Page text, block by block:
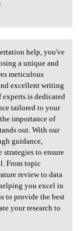
help, you've
a unique and
meticulous
excellent writing
is dedicated
tailored to your
importance of
out. With our
guidance,
to ensure
From topic
review to data
you excel in
to provide the best
your research to